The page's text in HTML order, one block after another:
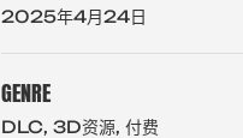
2025年4月24日
GENRE
DLC, 3D资源, 付费